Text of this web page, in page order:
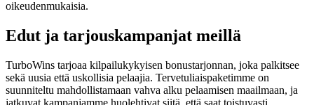
oikeudenmukaisia.
Edut ja tarjouskampanjat meillä
TurboWins tarjoaa kilpailukykyisen bonustarjonnan, joka palkitsee
sekä uusia että uskollisia pelaajia. Tervetuliaispaketimme on
suunniteltu mahdollistamaan vahva alku pelaamisen maailmaan, ja
jatkuvat kampanjamme huolehtivat siitä, että saat toistuvasti